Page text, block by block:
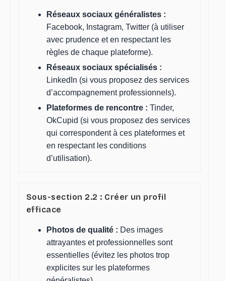
Réseaux sociaux généralistes :
Facebook, Instagram, Twitter (à utiliser
avec prudence et en respectant les
règles de chaque plateforme).
Réseaux sociaux spécialisés :
LinkedIn (si vous proposez des services
d’accompagnement professionnels).
Plateformes de rencontre : Tinder,
OkCupid (si vous proposez des services
qui correspondent à ces plateformes et
en respectant les conditions
d’utilisation).
Sous-section 2.2 : Créer un profil
efficace
Photos de qualité : Des images
attrayantes et professionnelles sont
essentielles (évitez les photos trop
explicites sur les plateformes